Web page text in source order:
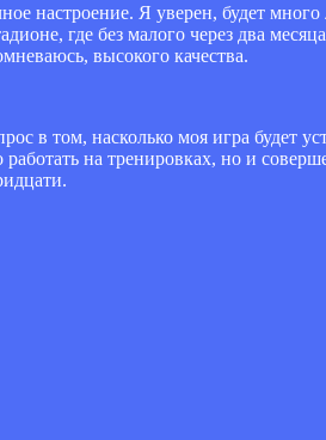
настроение. Я уверен, будет
где без малого через два
высокого качества.
в том, насколько моя игра будет
на тренировках, но и